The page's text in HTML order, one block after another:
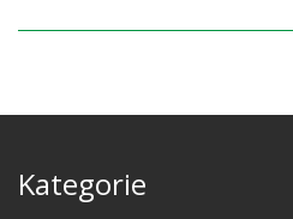
Kategorie